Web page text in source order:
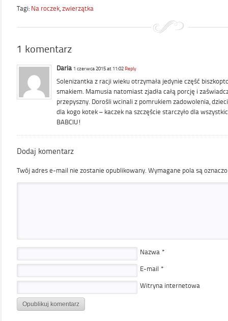
Tagi: Na roczek, zwierzątka
1 komentarz
Daria 1 czerwca 2015 at 11:02 Reply
Solenizantka z racji wieku otrzymała jedynie część
smakiem. Mamusia natomiast zjadła całą porcję i
przepyszny. Dorośli wcinali z pomrukiem zadowolenia,
dla kogo kotek – kaczek na szczęście starczyło dla
BABCIU!
Dodaj komentarz
Twój adres e-mail nie zostanie opublikowany. Wymagane pola są
Nazwa *
E-mail *
Witryna internetowa